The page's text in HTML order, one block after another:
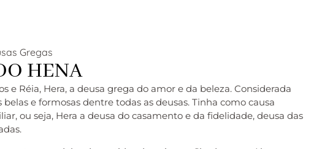
Gregas
HENA
e Réia, Hera, a deusa grega do amor e da beleza. Considerada
e formosas dentre todas as deusas. Tinha como causa
ou seja, Hera a deusa do casamento e da fidelidade, deusa das